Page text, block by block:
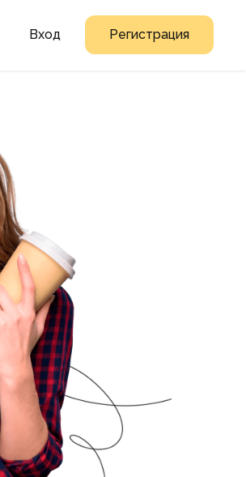
Вход Регистрация